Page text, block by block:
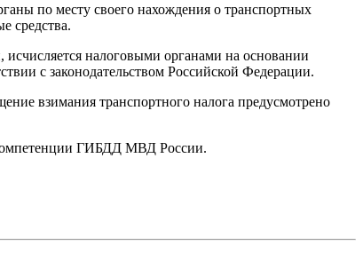
по месту своего нахождения о транспортных
средства.
налоговыми органами на основании
с законодательством Российской Федерации.
взимания транспортного налога предусмотрено
компетенции ГИБДД МВД России.